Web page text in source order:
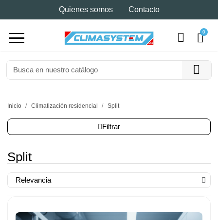
Quienes somos Contacto
Inicio Climatización residencial Split
Filtrar
Split